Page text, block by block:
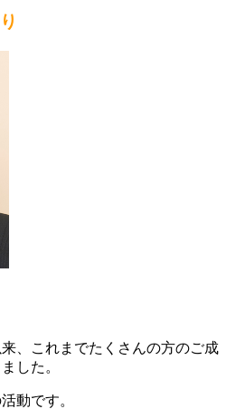
、これまでたくさんの方のご成
した。
動です。